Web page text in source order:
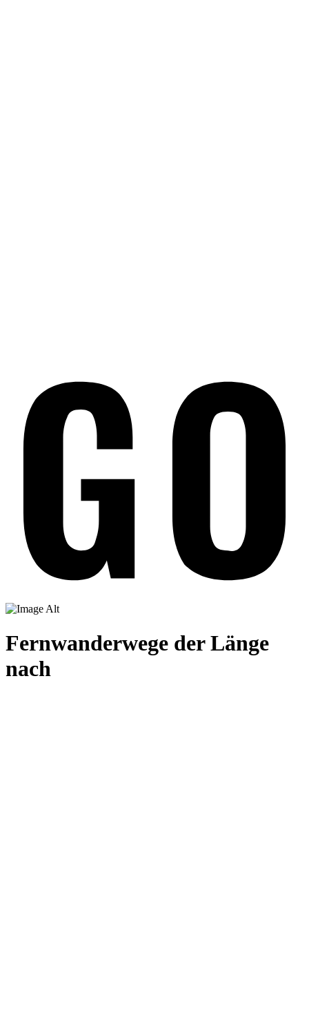
Fernwanderwege der Länge
nach